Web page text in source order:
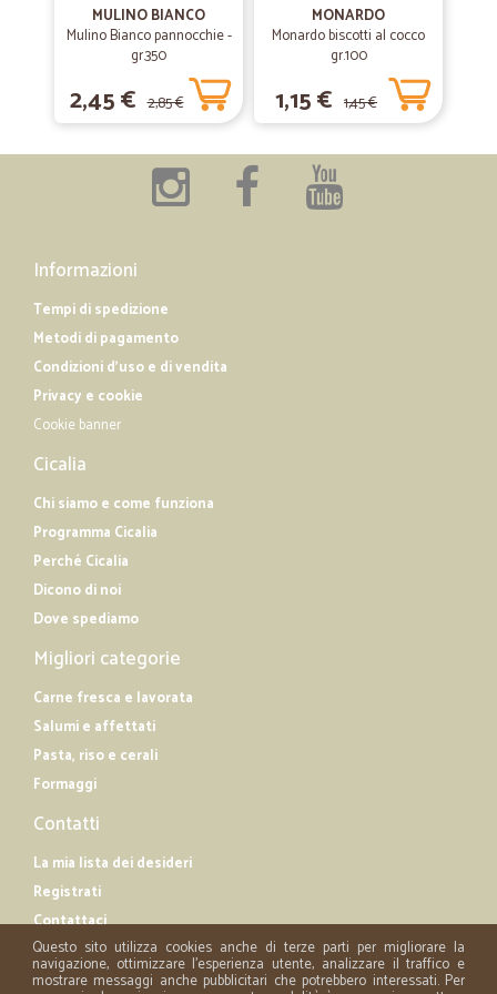
Prima esperienza con Cicalia online:Eccellente!
12/05/2019
—Tancredi B.
Ottima e consegne puntuali
Ottima e consegne puntuali
MULINO BIANCO
Mulino Bianco pannocchie -
gr.350
2,45 € 2,85 €
MONARDO
Monardo biscotti al cocco
gr.100
1,15 € 1,45 €
Informazioni
Tempi di spedizione
Metodi di pagamento
Condizioni d'uso e di vendita
Privacy e cookie
Cookie banner
Cicalia
Chi siamo e come funziona
Programma Cicalia
Perché Cicalia
Dicono di noi
Dove spediamo
Migliori categorie
Carne fresca e lavorata
Salumi e affettati
Pasta, riso e cerali
Formaggi
Contatti
La mia lista dei desideri
Registrati
Contattaci
Questo sito utilizza cookies anche di terze parti per migliorare la
navigazione, ottimizzare l'esperienza utente, analizzare il traffico e
mostrare messaggi anche pubblicitari che potrebbero interessati. Per